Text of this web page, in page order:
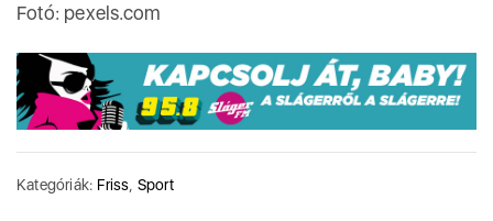
Fotó: pexels.com
Kategóriák: Friss Sport